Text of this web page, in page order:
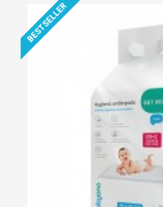
BESTSELLER